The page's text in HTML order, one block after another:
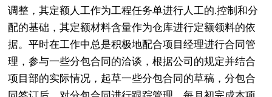
调整，其定额人工作为工程任务单进行人工的.控制和分
配的基础，其定额材料含量作为仓库进行定额领料的依
据。平时在工作中总是积极地配合项目经理进行合同管
理，参与一些分包合同的洽谈，根据公司的规定并结合
项目部的实际情况，起草一些分包合同的草稿，分包合